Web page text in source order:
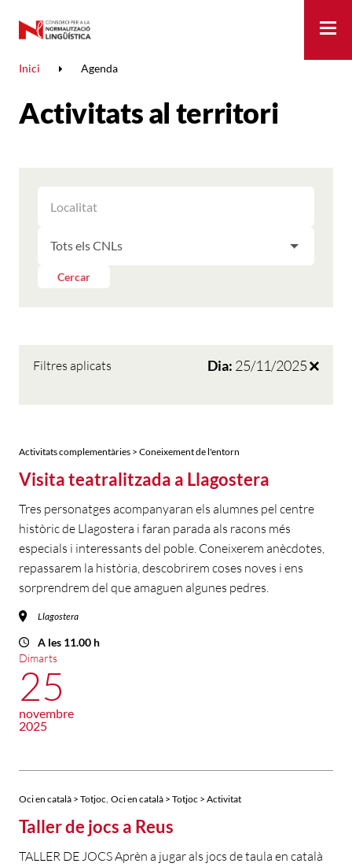
Inici Agenda
Activitats al territori
ELS
RESULTATS
LES
PER
LES
Cercar
Filtres aplicats Dia: 25/11/2025
Activitats complementàries > Coneixement de l'entorn
Visita teatralitzada a Llagostera
Tres personatges acompanyaran els alumnes pel centre
històric de Llagostera i faran parada als racons més
especials i interessants del poble. Coneixerem anècdotes,
repassarem la història, descobrirem coses noves i ens
sorprendrem del que amaguen algunes pedres.
Llagostera
A les 11.00 h
Dimarts
25
novembre
2025
Oci en català > Totjoc Oci en català > Totjoc > Activitat
Taller de jocs a Reus
TALLER DE JOCS Aprèn a jugar als jocs de taula en català